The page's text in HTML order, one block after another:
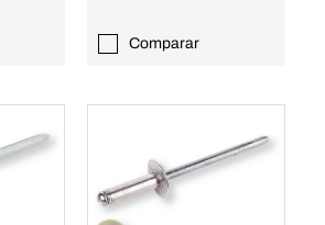
Comparar